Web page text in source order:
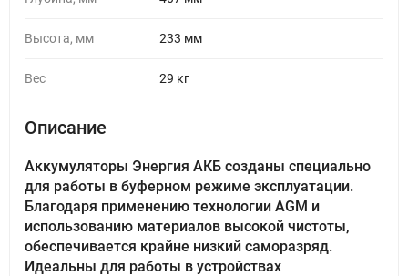
Высота, мм 233 мм
Вес 29 кг
Описание
Аккумуляторы Энергия АКБ созданы специально
для работы в буферном режиме эксплуатации.
Благодаря применению технологии AGM и
использованию материалов высокой чистоты,
обеспечивается крайне низкий саморазряд.
Идеальны для работы в устройствах